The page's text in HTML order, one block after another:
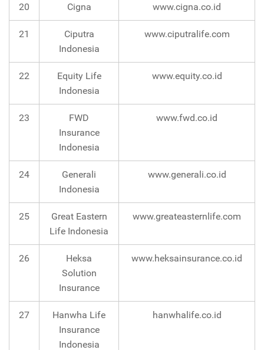
20 Cigna www.cigna.co.id
21
Ciputra
Indonesia
www.ciputralife.com
22
Equity Life
Indonesia
www.equity.co.id
23
FWD
Insurance
Indonesia
www.fwd.co.id
24
Generali
Indonesia
www.generali.co.id
25
Great Eastern
Life Indonesia
www.greateasternlife.com
26
Heksa
Solution
Insurance
www.heksainsurance.co.id
27
Hanwha Life
Insurance
Indonesia
hanwhalife.co.id